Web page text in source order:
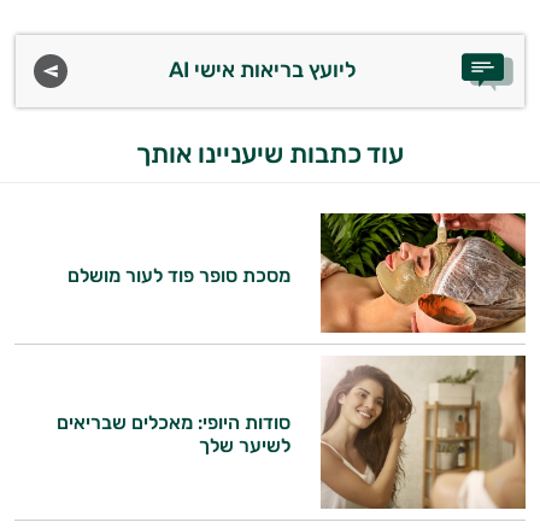
ליועץ בריאות אישי AI
עוד כתבות שיעניינו אותך
מסכת סופר פוד לעור מושלם
סודות היופי: מאכלים שבריאים
לשיער שלך